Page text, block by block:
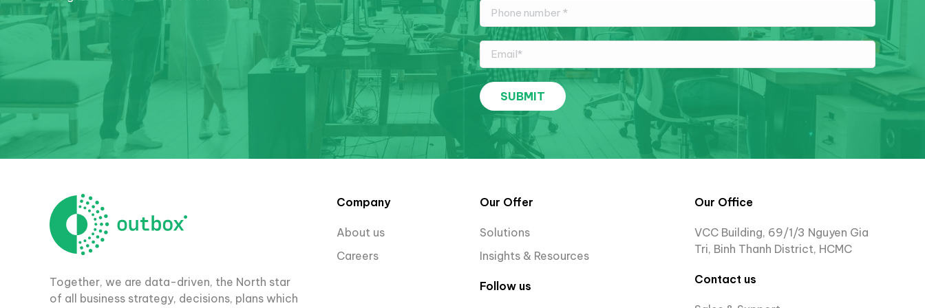
Together, we are data-driven, the North star
of all business strategy, decisions, plans which
Company
About us
Careers
Our Offer
Solutions
Insights & Resources
Follow us
Our Office
VCC Building, 69/1/3 Nguyen Gia
Tri, Binh Thanh District, HCMC
Contact us